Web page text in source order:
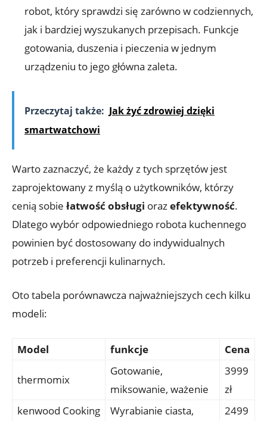
robot, który sprawdzi się zarówno w codziennych,
jak i bardziej wyszukanych przepisach. Funkcje
gotowania, duszenia i pieczenia w jednym
urządzeniu to jego główna zaleta.
Przeczytaj także: Jak żyć zdrowiej dzięki
smartwatchowi
Warto zaznaczyć, że każdy z tych sprzętów jest
zaprojektowany z myślą o użytkowników, którzy
cenią sobie łatwość obsługi orazefektywność.
Dlatego wybór odpowiedniego robota kuchennego
powinien być dostosowany do indywidualnych
potrzeb i preferencji kulinarnych.
Oto tabela porównawcza najważniejszych cech kilku
modeli:
Model funkcje Cena
thermomix
Gotowanie,
miksowanie, ważenie
3999
zł
kenwood Cooking
Wyrabianie ciasta,
2499